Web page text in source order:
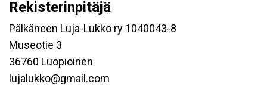
Rekisterinpitäjä
Pälkäneen Luja-Lukko ry 1040043-8
Museotie 3
36760 Luopioinen
lujalukko@gmail.com